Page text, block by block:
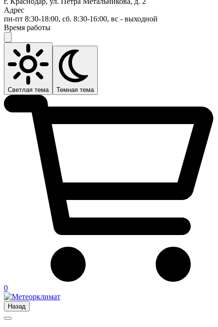
Адрес
пн-пт 8:30-18:00, сб. 8:30-16:00, вс - выходной
Время работы
Светлая тема Темная тема
0
Назад